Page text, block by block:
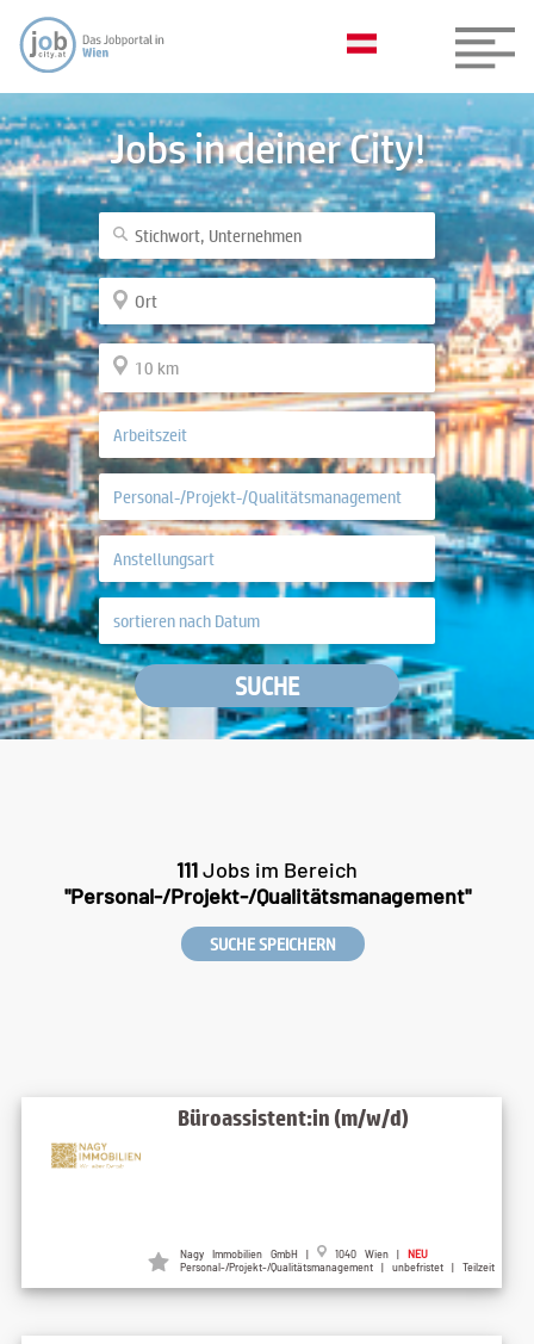
Jobs in deiner City!
SUCHE
111Jobs im Bereich
"Personal-/Projekt-/Qualitätsmanagement"
SUCHE SPEICHERN
Büroassistent:in (m/w/d)
Nagy Immobilien GmbH | 1040 Wien | NEU
Personal-/Projekt-/Qualitätsmanagement | unbefristet | Teilzeit